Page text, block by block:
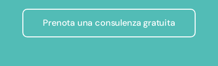
Prenota una consulenza gratuita